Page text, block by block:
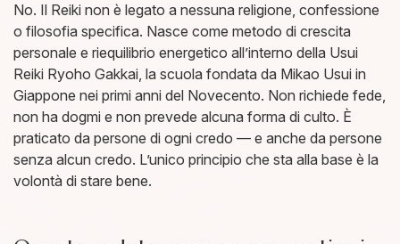
No. Il Reiki non è legato a nessuna religione, confessione
o filosofia specifica. Nasce come metodo di crescita
personale e riequilibrio energetico all’interno della Usui
Reiki Ryoho Gakkai, la scuola fondata da Mikao Usui in
Giappone nei primi anni del Novecento. Non richiede fede,
non ha dogmi e non prevede alcuna forma di culto. È
praticato da persone di ogni credo — e anche da persone
senza alcun credo. L’unico principio che sta alla base è la
volontà di stare bene.